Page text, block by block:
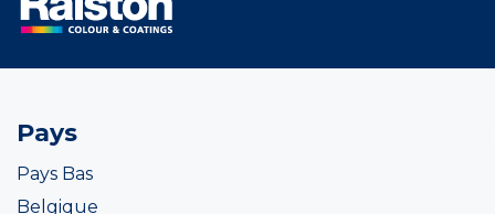
Pays
Pays Bas
Belgique